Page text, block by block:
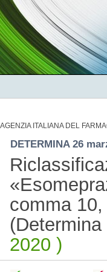
AGENZIA ITALIANA DEL
DETERMINA 26
comma
2020 )